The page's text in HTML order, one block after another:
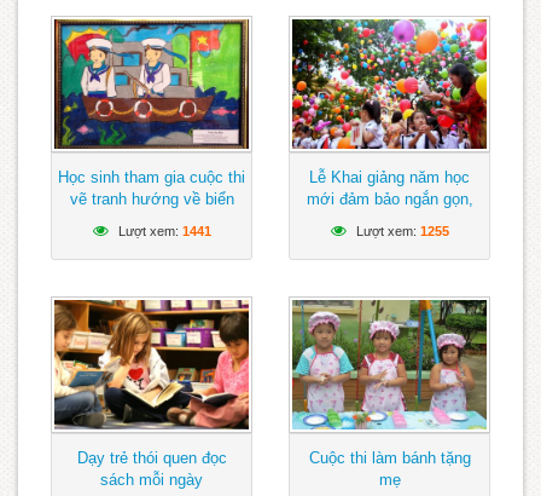
Học sinh tham gia cuộc thi
vẽ tranh hướng về biển
Lượt xem: 1441
Lễ Khai giảng năm học
mới đảm bảo ngắn gọn,
Lượt xem: 1255
Dạy trẻ thói quen đọc
sách mỗi ngày
Cuộc thi làm bánh tặng
mẹ